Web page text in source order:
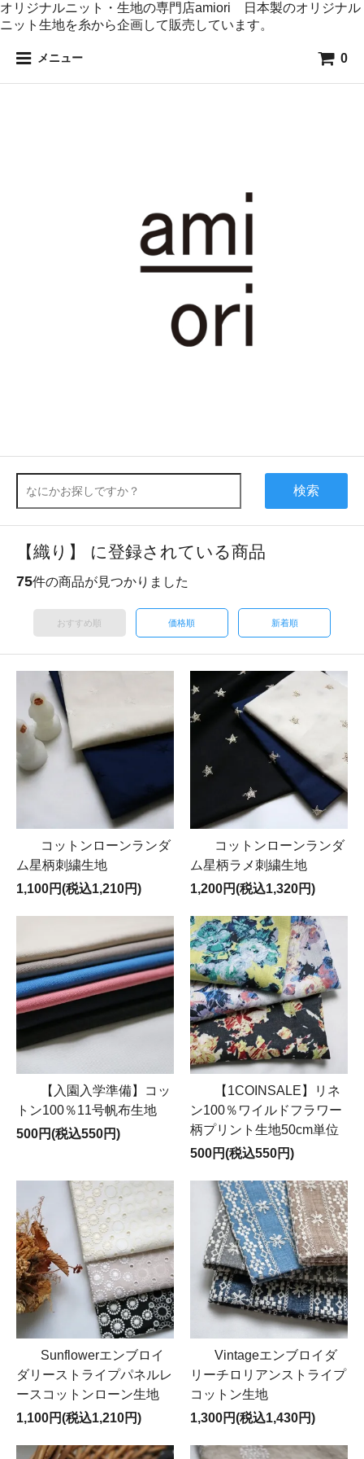
オリジナルニット・生地の専門店amiori 日本製のオリジナル
ニット生地を糸から企画して販売しています。
メニュー 0
検索
【織り】 に登録されている商品
75件の商品が見つかりました
おすすめ順 価格順 新着順
コットンローンランダ
ム星柄刺繍生地
1,100円(税込1,210円)
コットンローンランダ
ム星柄ラメ刺繍生地
1,200円(税込1,320円)
【入園入学準備】コッ
トン100％11号帆布生地
500円(税込550円)
【1COINSALE】リネ
ン100％ワイルドフラワー
柄プリント生地50cm単位
500円(税込550円)
Sunflowerエンブロイ
ダリーストライプパネルレ
ースコットンローン生地
1,100円(税込1,210円)
Vintageエンブロイダ
リーチロリアンストライプ
コットン生地
1,300円(税込1,430円)